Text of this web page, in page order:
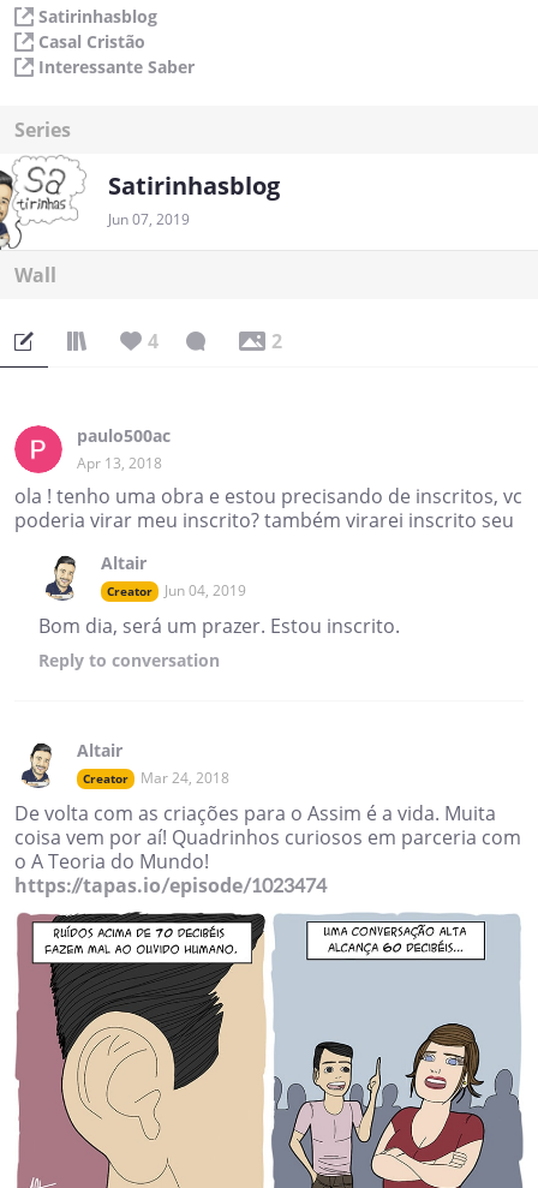
Satirinhasblog
Casal Cristão
Interessante Saber
Series
Satirinhasblog
Jun 07, 2019
Wall
4 2
paulo500ac
Apr 13, 2018
ola ! tenho uma obra e estou precisando de inscritos, vc
poderia virar meu inscrito? também virarei inscrito seu
Altair
Creator Jun 04, 2019
Bom dia, será um prazer. Estou inscrito.
Reply to conversation
Altair
Creator Mar 24, 2018
De volta com as criações para o Assim é a vida. Muita
coisa vem por aí! Quadrinhos curiosos em parceria com
o A Teoria do Mundo!
https://tapas.io/episode/1023474